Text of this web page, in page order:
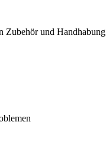
Zubehör und Handhabung